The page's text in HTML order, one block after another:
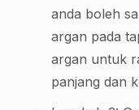
anda boleh
argan pada
argan untuk
panjang dan